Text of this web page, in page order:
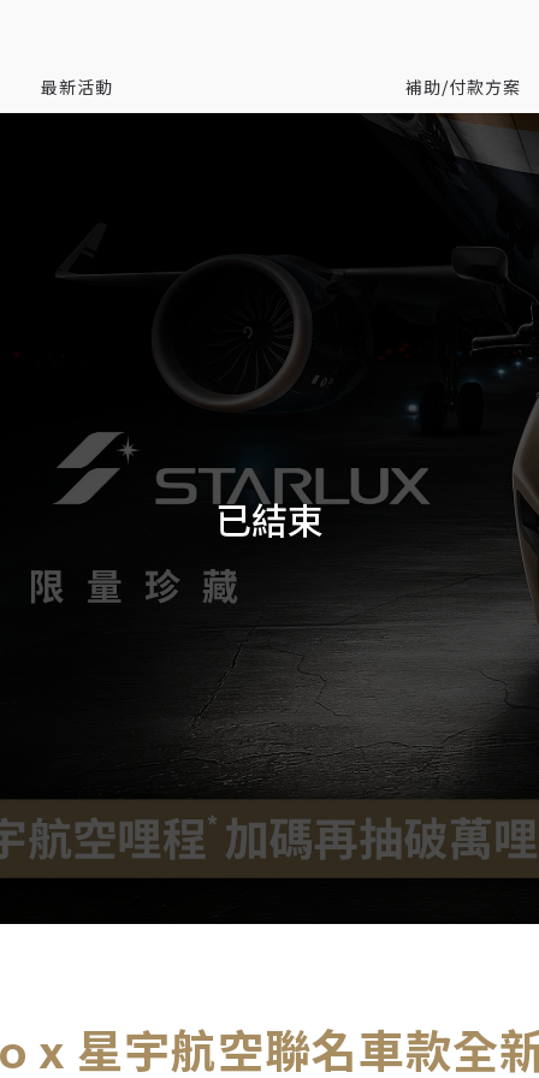
最新活動 補助/付款方案
x 星宇航空聯名車款全